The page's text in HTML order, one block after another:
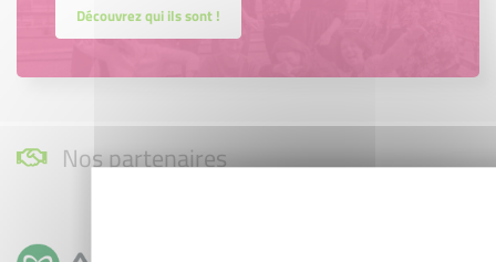
Découvrez qui ils sont !
Nos partenaires